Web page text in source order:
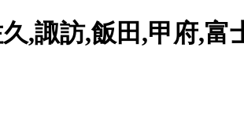
,諏訪,飯田,甲府,富